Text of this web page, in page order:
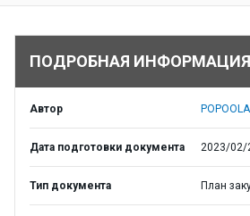
ПОДРОБНАЯ ИНФОРМАЦИЯ
Автор
Дата подготовки документа 2023/02/
Тип документа План